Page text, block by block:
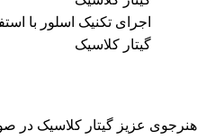
گیتار کلاسیک
هنرجوی عزیز گیتار کلاسیک در